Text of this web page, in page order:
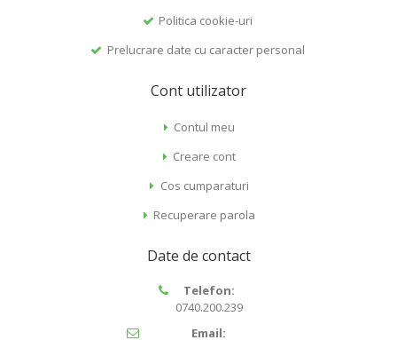
Politica cookie-uri
Prelucrare date cu caracter personal
Cont utilizator
Contul meu
Creare cont
Cos cumparaturi
Recuperare parola
Date de contact
Telefon:
0740.200.239
Email: